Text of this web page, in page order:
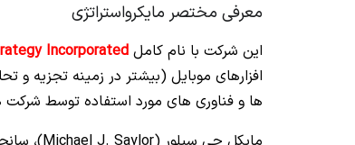
معرفی مختصر مایکرواستراتژی
این شرکت با نام کامل Incorporated
افزارهای موبایل (بیشتر در زمینه تجزیه
ها و فناوری‌ های مورد استفاده توسط